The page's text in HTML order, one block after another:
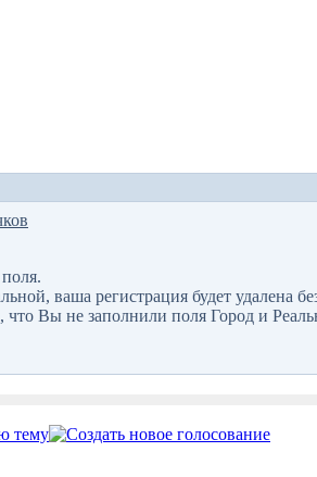
ваша регистрация будет удалена
Вы не заполнили поля Город и